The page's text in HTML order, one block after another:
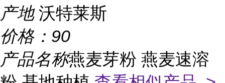
产地 沃特莱斯
价格： 90
产品名称燕麦芽粉 燕麦速溶